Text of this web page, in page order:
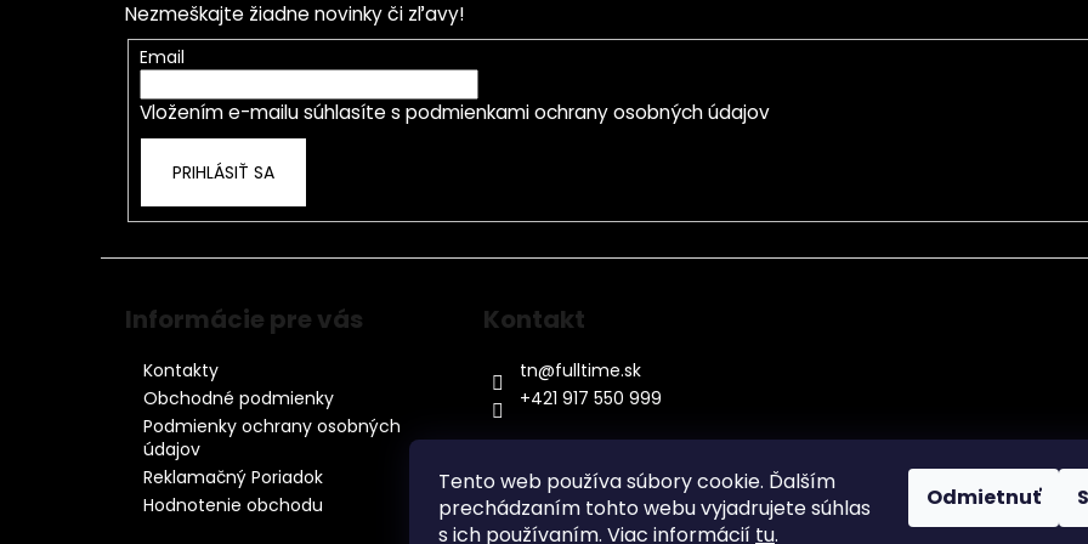
Tento web používa súbory cookie. Ďalším
prechádzaním tohto webu vyjadrujete súhlas
s ich používaním. Viac informácií tu.
Odmietnuť
Nezmeškajte žiadne novinky či zľavy!
Email
Vložením e-mailu súhlasíte s podmienkami ochrany osobných údajov
PRIHLÁSIŤ SA
Informácie pre vás
Kontakty
Obchodné podmienky
Podmienky ochrany osobných
údajov
Reklamačný Poriadok
Hodnotenie obchodu
Kontakt
tn@fulltime.sk
+421 917 550 999